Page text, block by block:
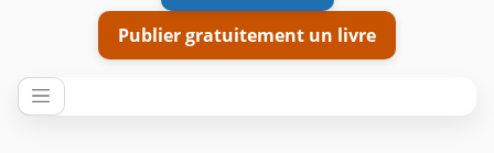
Publier gratuitement un livre